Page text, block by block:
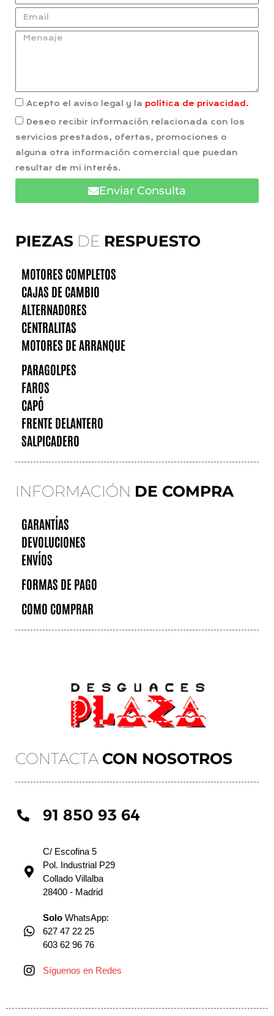
CONTACTA CON NOSOTROS
91 850 93 64
C/ Escofina 5
Pol. Industrial P29
Collado Villalba
28400 - Madrid
Solo WhatsApp:
627 47 22 25
603 62 96 76
Síguenos en Redes
PIEZAS DE RESPUESTO
MOTORES COMPLETOS
CAJAS DE CAMBIO
ALTERNADORES
CENTRALITAS
MOTORES DE ARRANQUE
PARAGOLPES
FAROS
CAPÓ
FRENTE DELANTERO
SALPICADERO
INFORMACIÓN DE COMPRA
GARANTÍAS
DEVOLUCIONES
ENVÍOS
FORMAS DE PAGO
COMO COMPRAR
Acepto el aviso legal y la política de privacidad.
Deseo recibir información relacionada con los
servicios prestados, ofertas, promociones o
alguna otra información comercial que puedan
resultar de mi interés.
Enviar Consulta